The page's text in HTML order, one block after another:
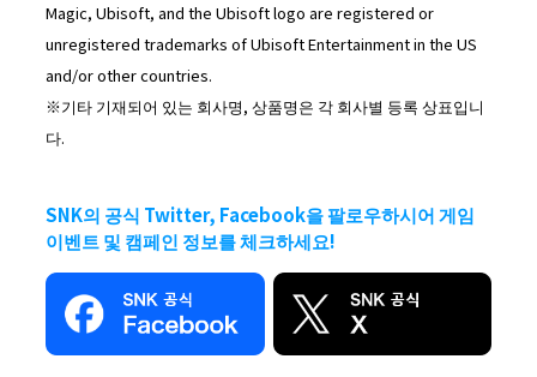
Magic, Ubisoft, and the Ubisoft logo are registered or
unregistered trademarks of Ubisoft Entertainment in the US
and/or other countries.
※기타 기재되어 있는 회사명, 상품명은 각 회사별 등록 상표입니
다.
SNK의 공식 Twitter, Facebook을 팔로우하시어 게임
이벤트 및 캠페인 정보를 체크하세요!